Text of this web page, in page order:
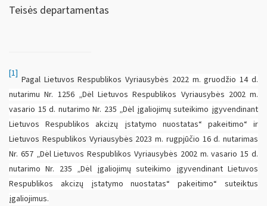
Teisės departamentas
[1]
Pagal Lietuvos Respublikos Vyriausybės 2022 m. gruodžio 14 d.
nutarimu Nr. 1256 „Dėl Lietuvos Respublikos Vyriausybės 2002 m.
vasario 15 d. nutarimo Nr. 235 „Dėl įgaliojimų suteikimo įgyvendinant
Lietuvos Respublikos akcizų įstatymo nuostatas“ pakeitimo“ ir
Lietuvos Respublikos Vyriausybės 2023 m. rugpjūčio 16 d. nutarimas
Nr. 657 „Dėl Lietuvos Respublikos Vyriausybės 2002 m. vasario 15 d.
nutarimo Nr. 235 „Dėl įgaliojimų suteikimo įgyvendinant Lietuvos
Respublikos akcizų įstatymo nuostatas“ pakeitimo“ suteiktus
įgaliojimus.